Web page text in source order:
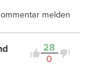
melden
28
0